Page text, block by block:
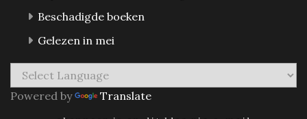
Beschadigde boeken
Gelezen in mei
Powered by Translate